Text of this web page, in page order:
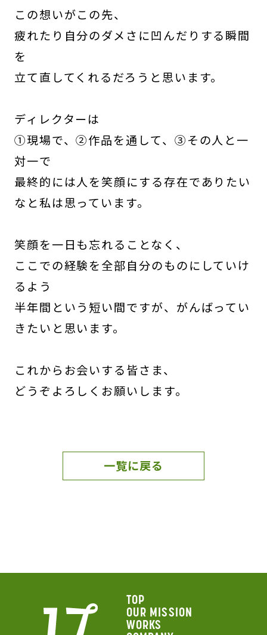
この想いがこの先、
疲れたり自分のダメさに凹んだりする瞬間
を
立て直してくれるだろうと思います。
ディレクターは
①現場で、②作品を通して、③その人と一
対一で
最終的には人を笑顔にする存在でありたい
なと私は思っています。
笑顔を一日も忘れることなく、
ここでの経験を全部自分のものにしていけ
るよう
半年間という短い間ですが、がんばってい
きたいと思います。
これからお会いする皆さま、
どうぞよろしくお願いします。
一覧に戻る
TOP
OUR MISSION
WORKS